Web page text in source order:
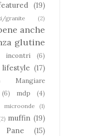
(19)
granite (2)
anche
glutine
incontri
(6)
lifestyle (17)
Mangiare
(6) mdp
(4)
microonde (1)
muffin (19)
Pane
(15)